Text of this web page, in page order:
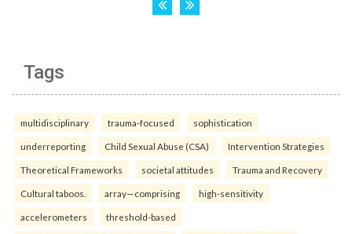
Tags
multidisciplinary trauma-focused sophistication
underreporting Child Sexual Abuse (CSA) Intervention Strategies
Theoretical Frameworks societal attitudes Trauma and Recovery
Cultural taboos. array—comprising high-sensitivity
accelerometers threshold-based